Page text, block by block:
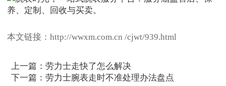
本文链接：http://wwxm.com.cn /cjwt/939.html
上一篇：劳力士走快了怎么解决
下一篇：劳力士腕表走时不准处理办法盘点